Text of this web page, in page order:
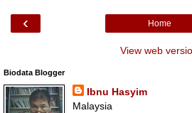
‹ Home
View web
Biodata Blogger
Ibnu Hasyim
Malaysia